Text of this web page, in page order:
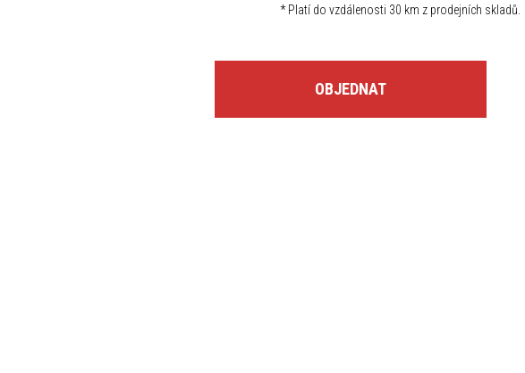
*Platí do vzdálenosti 30 km z prodejních skladů.
OBJEDNAT